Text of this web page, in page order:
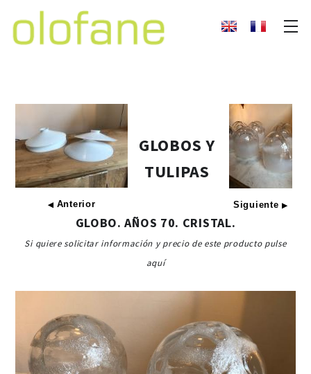
◀ Anterior
GLOBOS Y
TULIPAS
Siguiente▶
GLOBO. AÑOS 70. CRISTAL.
Si quiere solicitar información y precio de este producto pulse
aquí